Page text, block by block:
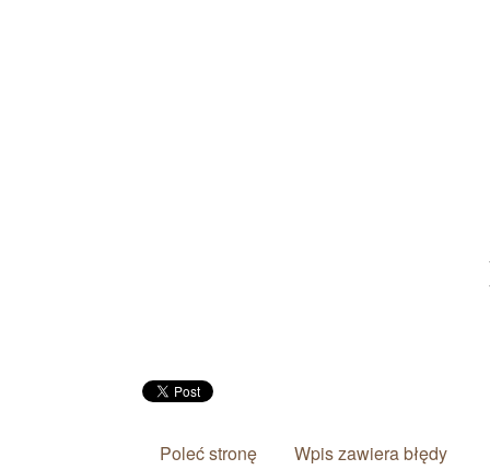
Poleć stronę Wpis zawiera błędy